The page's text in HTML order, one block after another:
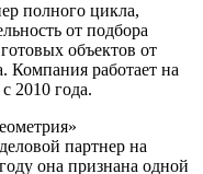
полного цикла,
от подбора
объектов от
Компания работает на
2010 года.
партнер на
она признана одной